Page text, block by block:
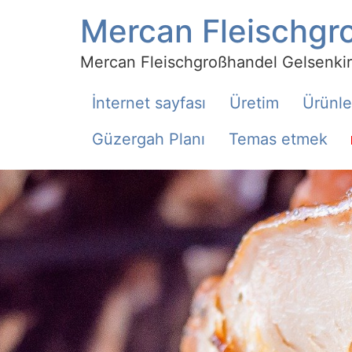
Mercan
Mercan Fleischgroßhandel
İnternet sayfası Üretim
Güzergah Planı
Temas etmek